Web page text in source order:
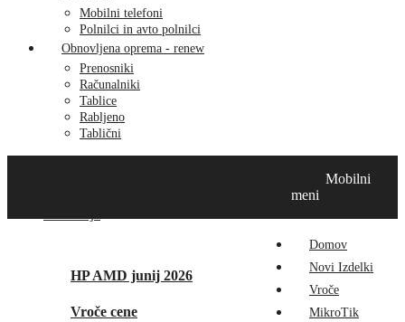
Mobilni telefoni
Polnilci in avto polnilci
Obnovljena oprema - renew
Prenosniki
Računalniki
Tablice
Rabljeno
Tablični
HP AMD junij 2026
Vroče cene
Mobilni
meni
Domov
Novi Izdelki
Vroče
MikroTik